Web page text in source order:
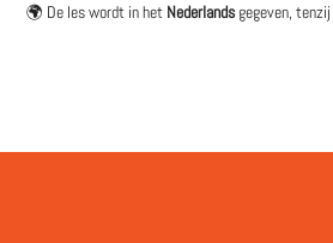
🌍 De les wordt in het Nederlandsgegeven,